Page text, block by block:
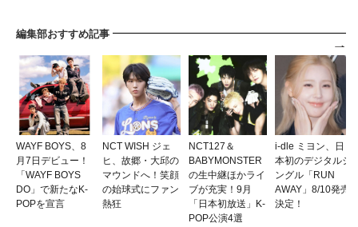
編集部おすすめ記事
WAYF BOYS、8
月7日デビュー！
「WAYF BOYS
DO」で新たなK-
POPを宣言
NCT WISH ジェ
ヒ、故郷・大邱の
マウンドへ！笑顔
の始球式にファン
熱狂
NCT127＆
BABYMONSTER
の生中継ほかライ
ブが充実！9月
「日本初放送」K-
POP公演4選
i-dle ミヨン、日
本初のデジタルシ
ングル「RUN
AWAY」8/10発売
決定！